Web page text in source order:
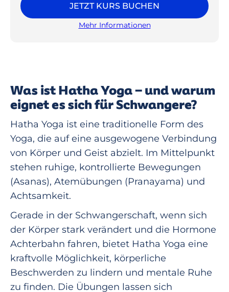
JETZT KURS BUCHEN
Mehr Informationen
Was ist Hatha Yoga – und warum
eignet es sich für Schwangere?
Hatha Yoga ist eine traditionelle Form des
Yoga, die auf eine ausgewogene Verbindung
von Körper und Geist abzielt. Im Mittelpunkt
stehen ruhige, kontrollierte Bewegungen
(Asanas), Atemübungen (Pranayama) und
Achtsamkeit.
Gerade in der Schwangerschaft, wenn sich
der Körper stark verändert und die Hormone
Achterbahn fahren, bietet Hatha Yoga eine
kraftvolle Möglichkeit, körperliche
Beschwerden zu lindern und mentale Ruhe
zu finden. Die Übungen lassen sich